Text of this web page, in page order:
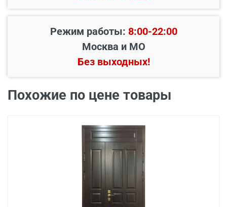
радиусе 20 км от него
Бесплатно*
Свыше 20 км от МКАД 45 руб./км
Подъем до квартиры 200 руб./этаж
Режим работы: 8:00-22:00
Москва и МО
Без выходных!
Похожие по цене товары